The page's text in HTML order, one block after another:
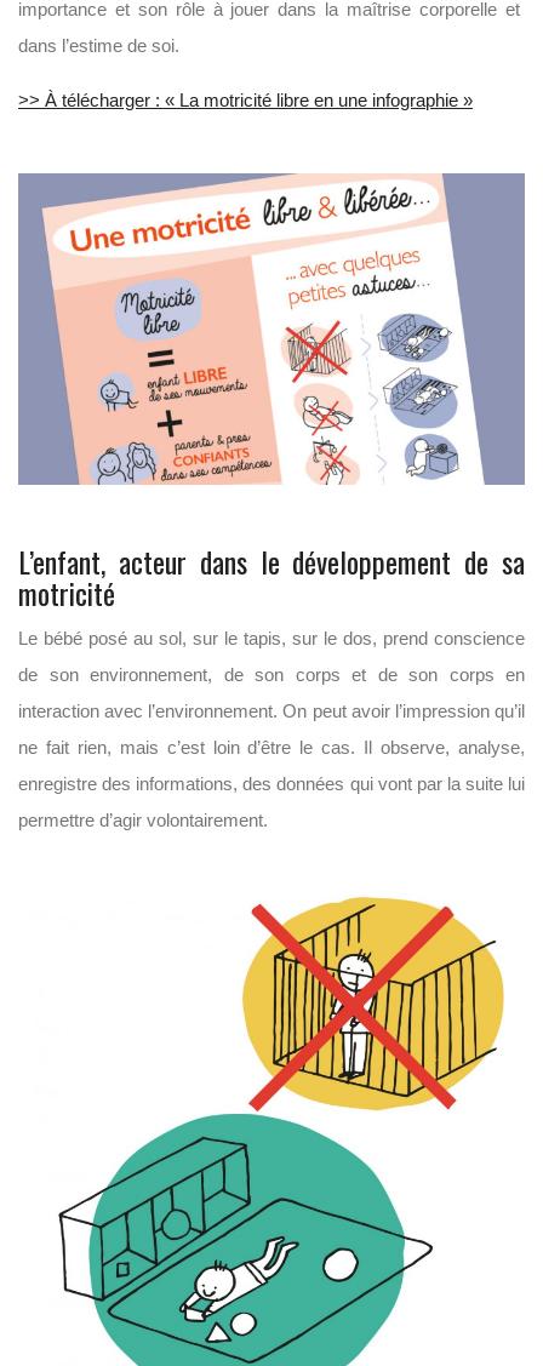
importance et son rôle à jouer dans la maîtrise corporelle et
dans l’estime de soi.
>> À télécharger : « La motricité libre en une infographie »
L’enfant, acteur dans le développement de sa
motricité
Le bébé posé au sol, sur le tapis, sur le dos, prend conscience
de son environnement, de son corps et de son corps en
interaction avec l’environnement. On peut avoir l’impression qu’il
ne fait rien, mais c’est loin d’être le cas. Il observe, analyse,
enregistre des informations, des données qui vont par la suite lui
permettre d’agir volontairement.